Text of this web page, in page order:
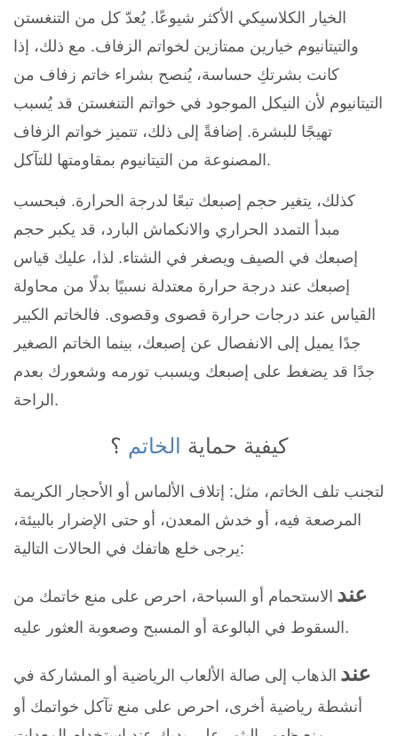
الخيار الكلاسيكي الأكثر شيوعًا. يُعدّ كل من التنغستن
والتيتانيوم خيارين ممتازين لخواتم الزفاف. مع ذلك، إذا
كانت بشرتكِ حساسة، يُنصح بشراء خاتم زفاف من
التيتانيوم لأن النيكل الموجود في خواتم التنغستن قد يُسبب
تهيجًا للبشرة. إضافةً إلى ذلك، تتميز خواتم الزفاف
المصنوعة من التيتانيوم بمقاومتها للتآكل.
كذلك، يتغير حجم إصبعك تبعًا لدرجة الحرارة. فبحسب
مبدأ التمدد الحراري والانكماش البارد، قد يكبر حجم
إصبعك في الصيف ويصغر في الشتاء. لذا، عليك قياس
إصبعك عند درجة حرارة معتدلة نسبيًا بدلًا من محاولة
القياس عند درجات حرارة قصوى وقصوى. فالخاتم الكبير
جدًا يميل إلى الانفصال عن إصبعك، بينما الخاتم الصغير
جدًا قد يضغط على إصبعك ويسبب تورمه وشعورك بعدم
الراحة.
كيفية حماية الخاتم ؟
لتجنب تلف الخاتم، مثل: إتلاف الألماس أو الأحجار الكريمة
المرصعة فيه، أو خدش المعدن، أو حتى الإضرار بالبيئة،
يرجى خلع هاتفك في الحالات التالية:
عند الاستحمام أو السباحة، احرص على منع خاتمك من
السقوط في البالوعة أو المسبح وصعوبة العثور عليه.
عند الذهاب إلى صالة الألعاب الرياضية أو المشاركة في
أنشطة رياضية أخرى، احرص على منع تآكل خواتمك أو